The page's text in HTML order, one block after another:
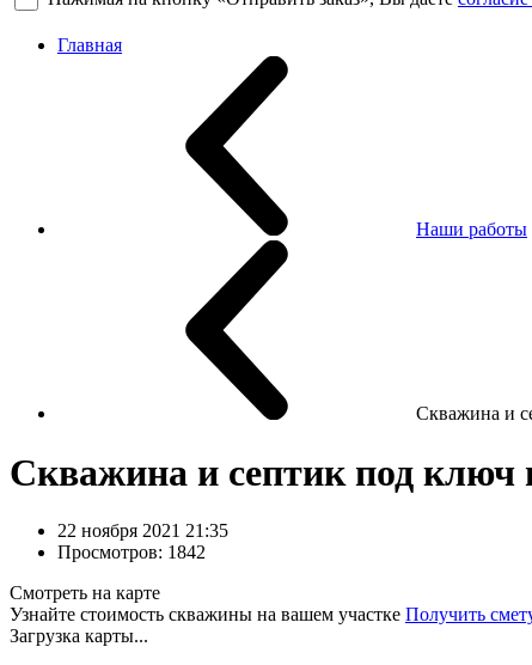
Главная
Наши работы
Скважина и
Скважина и септик под ключ
22 ноября 2021 21:35
Просмотров: 1842
Смотреть на карте
Узнайте стоимость скважины на вашем участке Получить
Загрузка карты...